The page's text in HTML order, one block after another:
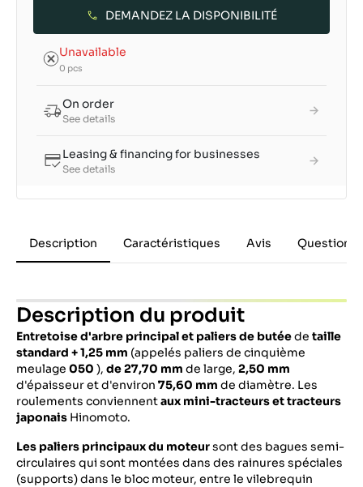
DEMANDEZ LA DISPONIBILITÉ
Unavailable
0 pcs
On order
See details
Leasing & financing for businesses
See details
Description Caractéristiques Avis Questions
Description du produit
Entretoise d'arbre principal et paliers de butéede taille
standard + 1,25 mm (appelés paliers de cinquième
meulage 050 ), de 27,70 mm de large, 2,50 mm
d'épaisseur et d'environ 75,60 mm de diamètre. Les
roulements conviennentaux mini-tracteurs et tracteurs
japonais Hinomoto.
Les paliers principaux du moteursont des bagues semi-
circulaires qui sont montées dans des rainures spéciales
(supports) dans le bloc moteur, entre le vilebrequin